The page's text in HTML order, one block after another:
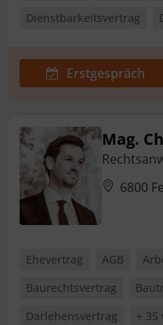
Dienstbarkeitsvertrag
Erstgespräch
Mag.
6800
Ehevertrag AGB
Baurechtsvertrag
Darlehensvertrag
+ 35